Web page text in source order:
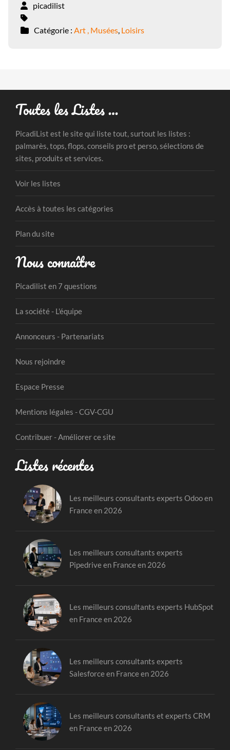
picadilist
Catégorie : Art , Musées, Loisirs
Toutes les Listes …
PicadiList est le site qui liste tout, surtout les listes :
palmarès, tops, flops, conseils pro et perso, sélections de
sites, produits et services.
Voir les listes
Accès à toutes les catégories
Plan du site
Nous connaître
Picadilist en 7 questions
La société - L'équipe
Annonceurs - Partenariats
Nous rejoindre
Espace Presse
Mentions légales - CGV-CGU
Contribuer - Améliorer ce site
Listes récentes
Les meilleurs consultants experts Odoo en
France en 2026
Les meilleurs consultants experts
Pipedrive en France en 2026
Les meilleurs consultants experts HubSpot
en France en 2026
Les meilleurs consultants experts
Salesforce en France en 2026
Les meilleurs consultants et experts CRM
en France en 2026